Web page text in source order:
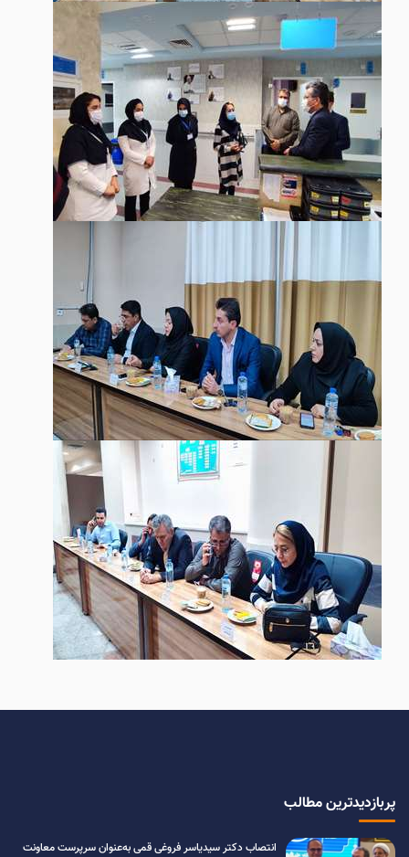
پربازدیدترین مطالب
انتصاب دکتر سیدیاسر فروغی قمی به‌عنوان سرپرست معاونت